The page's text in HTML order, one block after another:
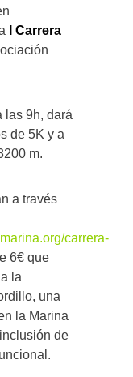
I Carrera
las 9h, dará
de 5K y a
m.
a través
carrera-
6€ que
la
una
la Marina
de